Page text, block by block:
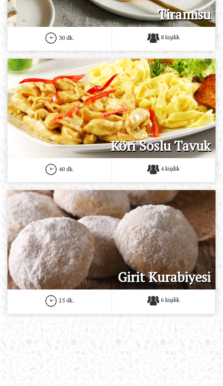
Tiramisu
30 dk. 8 kişilik
Köri Soslu Tavuk
40 dk. 4 kişilik
Girit Kurabiyesi
25 dk. 6 kişilik